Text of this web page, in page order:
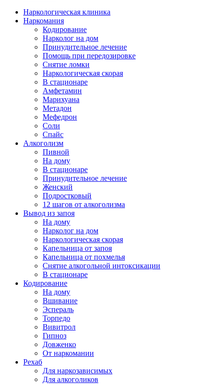
Наркологическая клиника
Наркомания
Кодирование
Нарколог на дом
Принудительное лечение
Помощь при передозировке
Снятие ломки
Наркологическая скорая
В стационаре
Амфетамин
Марихуана
Метадон
Мефедрон
Соли
Спайс
Алкоголизм
Пивной
На дому
В стационаре
Принудительное лечение
Женский
Подростковый
12 шагов от алкоголизма
Вывод из запоя
На дому
Нарколог на дом
Наркологическая скорая
Капельница от запоя
Капельница от похмелья
Снятие алкогольной интоксикации
В стационаре
Кодирование
На дому
Вшивание
Эспераль
Торпедо
Вивитрол
Гипноз
Довженко
От наркомании
Рехаб
Для наркозависимых
Для алкоголиков